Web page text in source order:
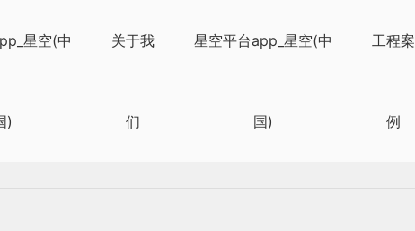
星空(中
)
关于我
们
星空平台app_星空(中
国)
工程案
例